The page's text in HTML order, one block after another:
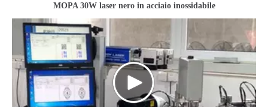
MOPA 30W laser nero in acciaio inossidabile